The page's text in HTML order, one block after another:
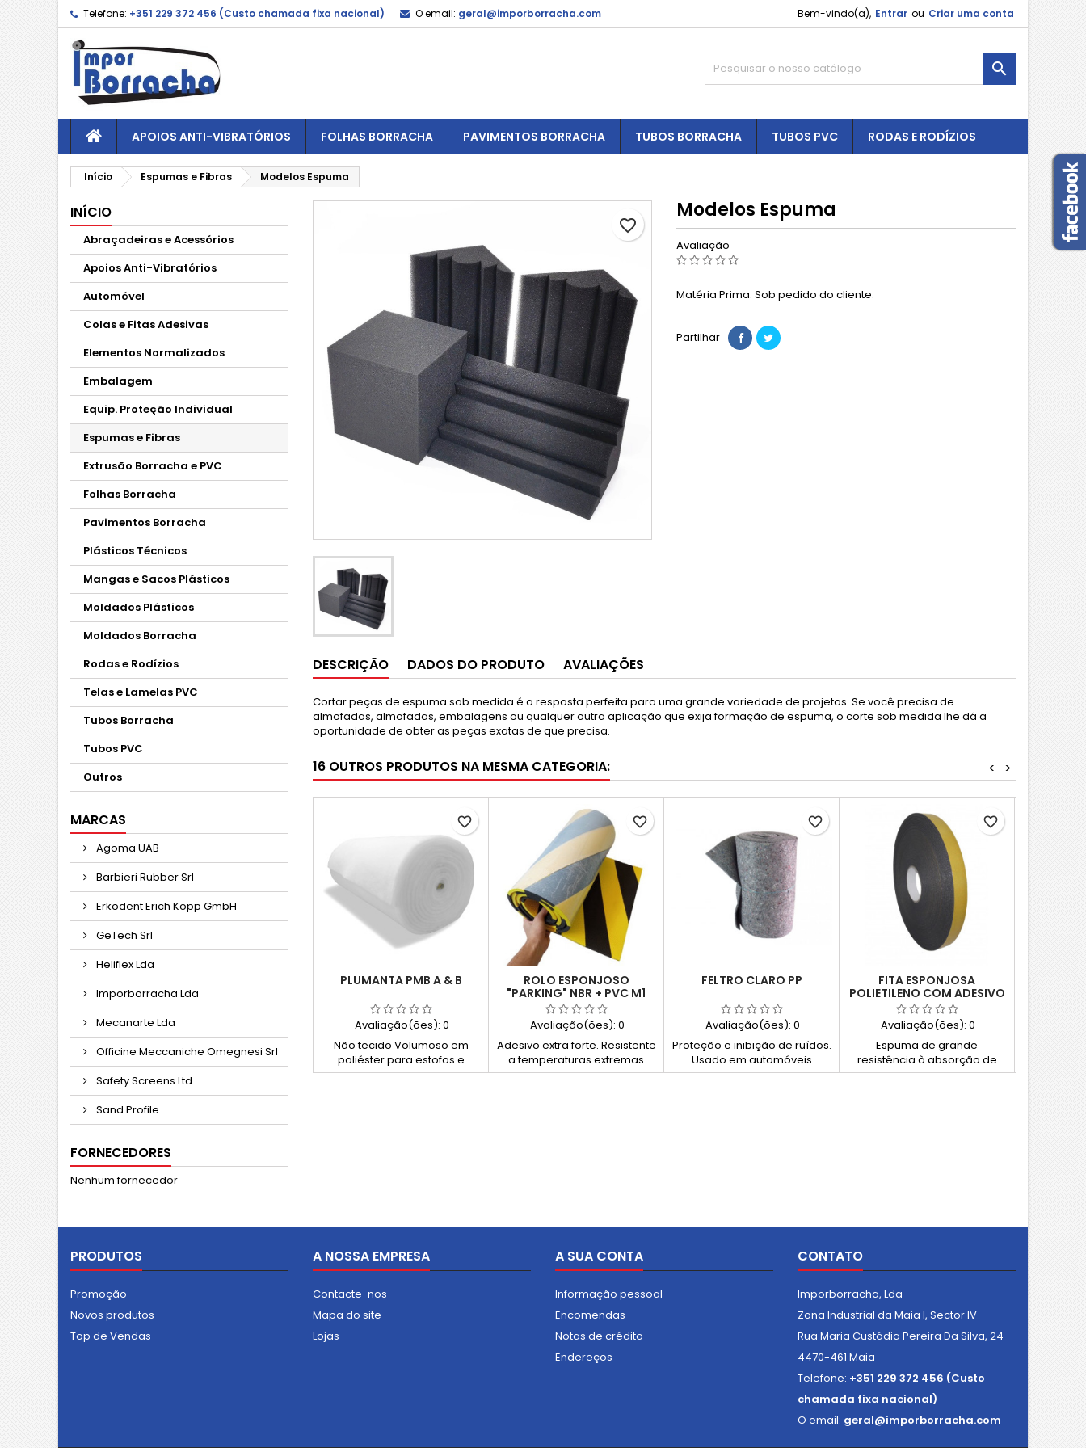
Telefone: +351 229 372 456 (Custo chamada fixa nacional) O email: geral@imporborracha.com Bem-vindo(a), Entrar ou Criar uma conta

APOIOS ANTI-VIBRATÓRIOS FOLHAS BORRACHA PAVIMENTOS BORRACHA TUBOS BORRACHA TUBOS PVC RODAS E RODÍZIOS
Início Espumas e Fibras Modelos Espuma
INÍCIO
Abraçadeiras e Acessórios
Apoios Anti-Vibratórios
Automóvel
Colas e Fitas Adesivas
Elementos Normalizados
Embalagem
Equip. Proteção Individual
Espumas e Fibras
Extrusão Borracha e PVC
Folhas Borracha
Pavimentos Borracha
Plásticos Técnicos
Mangas e Sacos Plásticos
Moldados Plásticos
Moldados Borracha
Rodas e Rodízios
Telas e Lamelas PVC
Tubos Borracha
Tubos PVC
Outros
MARCAS
Agoma UAB
Barbieri Rubber Srl
Erkodent Erich Kopp GmbH
GeTech Srl
Heliflex Lda
Imporborracha Lda
Mecanarte Lda
Officine Meccaniche Omegnesi Srl
Safety Screens Ltd
Sand Profile
FORNECEDORES
Nenhum fornecedor
favorite_border
Modelos Espuma
Avaliação
Matéria Prima: Sob pedido do cliente.
Partilhar
DESCRIÇÃO DADOS DO PRODUTO AVALIAÇÕES
Cortar peças de espuma sob medida é a resposta perfeita para uma grande variedade de projetos. Se você precisa de
almofadas, almofadas, embalagens ou qualquer outra aplicação que exija formação de espuma, o corte sob medida lhe dá a
oportunidade de obter as peças exatas de que precisa.
16 OUTROS PRODUTOS NA MESMA CATEGORIA: >
<
PLUMANTA PMB A & B
Avaliação(ões): 0
Não tecido Volumoso em
poliéster para estofos e
colchoaria com acabamento
favorite_border
ROLO ESPONJOSO
"PARKING" NBR + PVC M1
Avaliação(ões): 0
Adesivo extra forte. Resistente
a temperaturas extremas
Lavável Usado na proteção
favorite_border
FELTRO CLARO PP
Avaliação(ões): 0
Proteção e inibição de ruídos.
Usado em automóveis
favorite_border
FITA ESPONJOSA
POLIETILENO COM ADESIVO
Avaliação(ões): 0
Espuma de grande
resistência à absorção de
humidade; Resistente à água
favorite_border
PRODUTOS
Promoção
Novos produtos
Top de Vendas
A NOSSA EMPRESA
Contacte-nos
Mapa do site
Lojas
A SUA CONTA
Informação pessoal
Encomendas
Notas de crédito
Endereços
CONTATO
Imporborracha, Lda
Zona Industrial da Maia I, Sector IV
Rua Maria Custódia Pereira Da Silva, 24
4470-461 Maia
Telefone: +351 229 372 456 (Custo
chamada fixa nacional)
O email: geral@imporborracha.com